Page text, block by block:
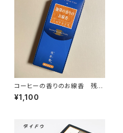
コーヒーの香りのお線香 残香
飛
¥1,100